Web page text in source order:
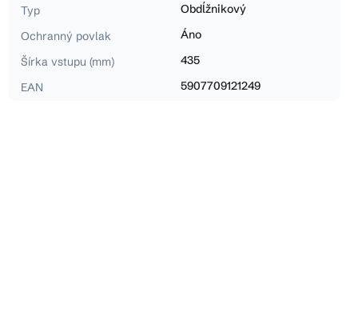
Typ
Obdĺžnikový
Ochranný povlak
Áno
Šírka vstupu (mm)
435
EAN
5907709121249